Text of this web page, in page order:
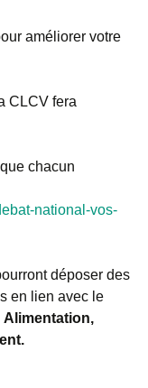
améliorer votre
CLCV fera
chacun
national-vos-
déposer des
en lien avec le
Alimentation,